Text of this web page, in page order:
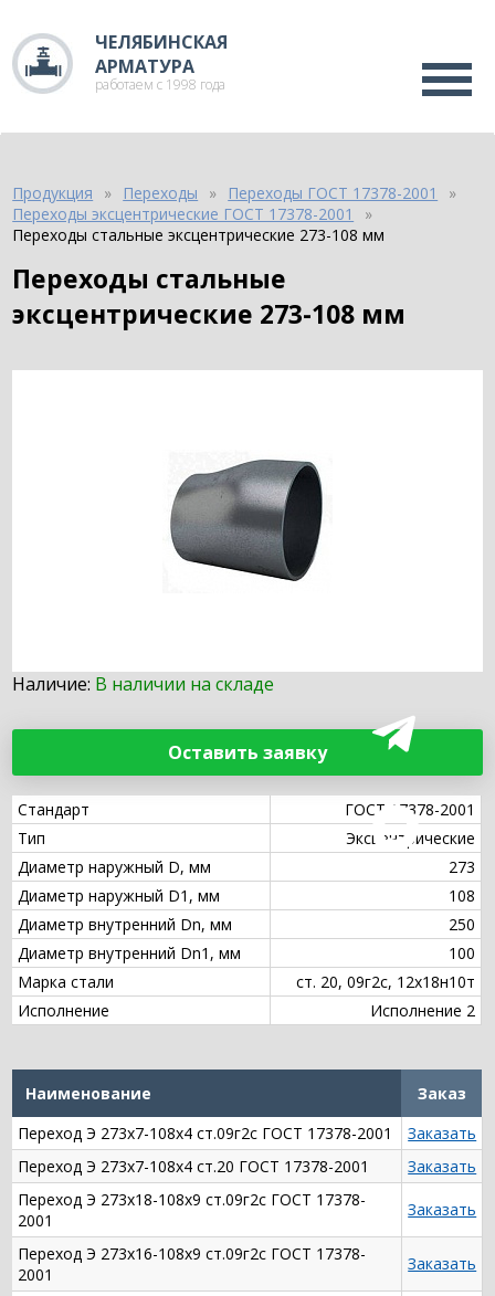
ЧЕЛЯБИНСКАЯ
АРМАТУРА
работаем с 1998 года
Продукция Переходы
Переходы ГОСТ 17378-2001
Переходы эксцентрические ГОСТ 17378-2001
Переходы стальные эксцентрические 273-108 мм
Переходы стальные
эксцентрические 273-108 мм
Наличие: В наличии на складе
Оставить заявку
Стандарт
ГОСТ 17378-2001
Тип
Эксцентрические
Диаметр наружный D, мм
273
Диаметр наружный D1, мм
108
Диаметр внутренний Dn, мм
250
Диаметр внутренний Dn1, мм
100
Марка стали
ст. 20, 09г2с, 12х18н10т
Исполнение
Исполнение 2
Наименование
Заказ
Переход Э 273х7-108х4 ст.09г2с ГОСТ 17378-2001
Заказать
Переход Э 273х7-108х4 ст.20 ГОСТ 17378-2001
Заказать
Переход Э 273х18-108х9 ст.09г2с ГОСТ 17378-
2001
Заказать
Переход Э 273х16-108х9 ст.09г2с ГОСТ 17378-
2001
Заказать